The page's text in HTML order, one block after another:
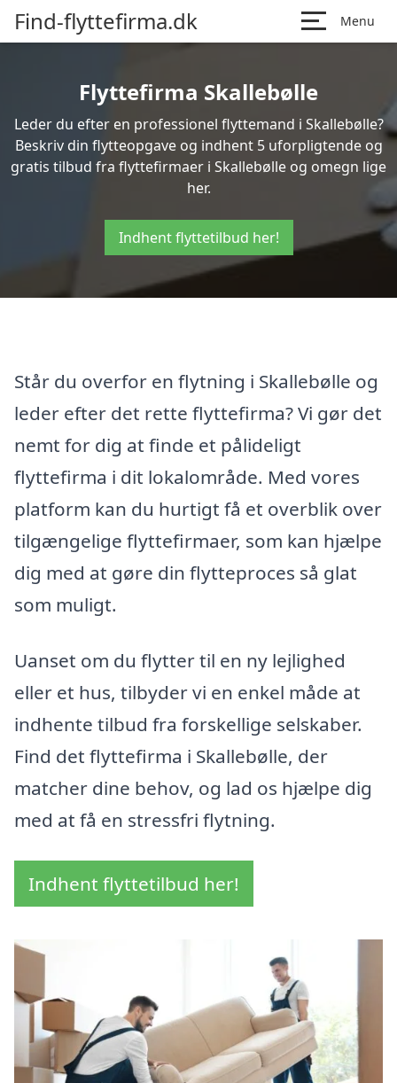
Find-flyttefirma.dk Menu
Flyttefirma Skallebølle
Leder du efter en professionel flyttemand i Skallebølle?
Beskriv din flytteopgave og indhent 5 uforpligtende og
gratis tilbud fra flyttefirmaer i Skallebølle og omegn lige
her.
Indhent flyttetilbud her!
Står du overfor en flytning i Skallebølle og
leder efter det rette flyttefirma? Vi gør det
nemt for dig at finde et pålideligt
flyttefirma i dit lokalområde. Med vores
platform kan du hurtigt få et overblik over
tilgængelige flyttefirmaer, som kan hjælpe
dig med at gøre din flytteproces så glat
som muligt.
Uanset om du flytter til en ny lejlighed
eller et hus, tilbyder vi en enkel måde at
indhente tilbud fra forskellige selskaber.
Find det flyttefirma i Skallebølle, der
matcher dine behov, og lad os hjælpe dig
med at få en stressfri flytning.
Indhent flyttetilbud her!